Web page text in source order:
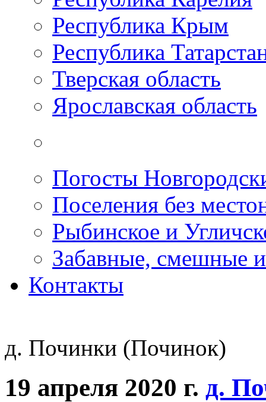
Республика Крым
Республика
Тверская область
Ярославская область
Погосты
Поселения без
Рыбинское и
Забавные, смешные
Контакты
д. Починки (Починок)
19 апреля 2020 г. д.